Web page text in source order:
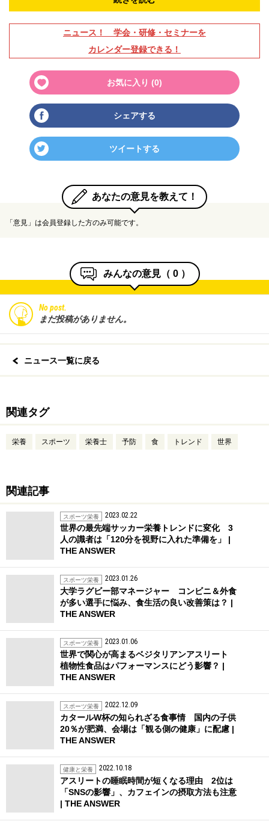
ニュース！ 学会・研修・セミナーを
カレンダー登録できる！
お気に入り (0)
シェアする
ツイートする
あなたの意見を教えて！
「意見」は会員登録した方のみ可能です。
みんなの意見（ 0 ）
No post.
まだ投稿がありません。
ニュース一覧に戻る
関連タグ
栄養 スポーツ 栄養士 予防 食 トレンド 世界
関連記事
スポーツ栄養 2023.02.22
世界の最先端サッカー栄養トレンドに変化 3
人の識者は「120分を視野に入れた準備を」 |
THE ANSWER
スポーツ栄養 2023.01.26
大学ラグビー部マネージャー コンビニ＆外食
が多い選手に悩み、食生活の良い改善策は？ |
THE ANSWER
スポーツ栄養 2023.01.06
世界で関心が高まるベジタリアンアスリート
植物性食品はパフォーマンスにどう影響？ |
THE ANSWER
スポーツ栄養 2022.12.09
カタールW杯の知られざる食事情 国内の子供
20％が肥満、会場は「観る側の健康」に配慮 |
THE ANSWER
健康と栄養 2022.10.18
アスリートの睡眠時間が短くなる理由 2位は
「SNSの影響」、カフェインの摂取方法も注意
| THE ANSWER